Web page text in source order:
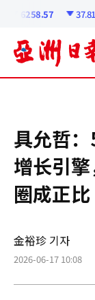
6258.57 37.81
具允哲
增长引
圈成正比
金裕珍 기자
2026-06-17 10:08